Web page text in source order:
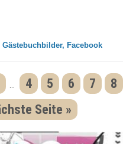
Facebook
4 5 6 7
8
Seite »